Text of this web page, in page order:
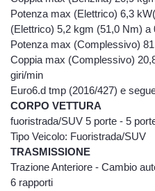
vostri dati
categorie di
azienda,
l’esecuzione
previsti da leggi,
esempio: studi
relazione alla
societarie, istituti
società di
software, in
Potenza max (Elettrico) 6,3
(Elettrico) 5,2 kgm (51,0 Nm) a
Potenza max (Complessivo)
Coppia max (Complessivo)
giri/min
Euro6.d tmp (2016/427) e
CORPO VETTURA
fuoristrada/SUV 5 porte - 5
Tipo Veicolo: Fuoristrada/SUV
TRASMISSIONE
Trazione Anteriore - Cambio
6 rapporti